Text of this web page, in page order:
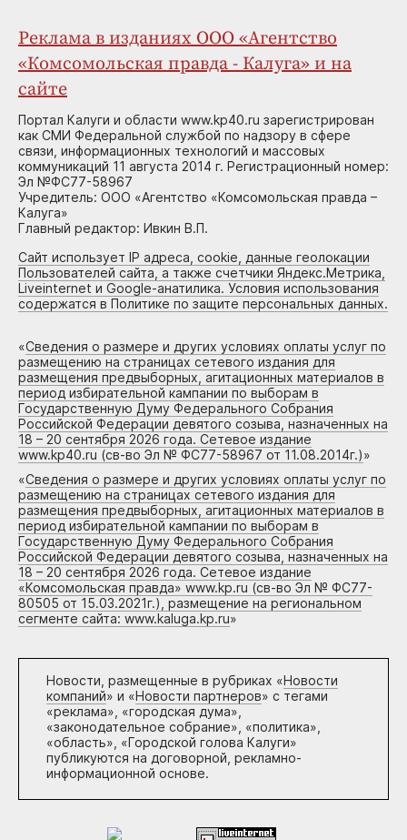
Реклама в изданиях ООО «Агентство
«Комсомольская правда - Калуга» и на
сайте
Портал Калуги и области www.kp40.ru зарегистрирован
как СМИ Федеральной службой по надзору в сфере
связи, информационных технологий и массовых
коммуникаций 11 августа 2014 г. Регистрационный номер:
Эл №ФС77-58967
Учредитель: ООО «Агентство «Комсомольская правда –
Калуга»
Главный редактор: Ивкин В.П.
Сайт использует IP адреса, cookie, данные геолокации
Пользователей сайта, а также счетчики Яндекс.Метрика,
Liveinternet и Google-анатилика. Условия использования
содержатся в Политике по защите персональных данных.
«Сведения о размере и других условиях оплаты услуг по
размещению на страницах сетевого издания для
размещения предвыборных, агитационных материалов в
период избирательной кампании по выборам в
Государственную Думу Федерального Собрания
Российской Федерации девятого созыва, назначенных на
18 – 20 сентября 2026 года. Сетевое издание
www.kp40.ru (св-во Эл № ФС77-58967 от 11.08.2014г.)»
«Сведения о размере и других условиях оплаты услуг по
размещению на страницах сетевого издания для
размещения предвыборных, агитационных материалов в
период избирательной кампании по выборам в
Государственную Думу Федерального Собрания
Российской Федерации девятого созыва, назначенных на
18 – 20 сентября 2026 года. Сетевое издание
«Комсомольская правда» www.kp.ru (св-во Эл № ФС77-
80505 от 15.03.2021г.), размещение на региональном
сегменте сайта: www.kaluga.kp.ru»
Новости, размещенные в рубриках «Новости
компаний» и «Новости партнеров» с тегами
«реклама», «городская дума»,
«законодательное собрание», «политика»,
«область», «Городской голова Калуги»
публикуются на договорной, рекламно-
информационной основе.